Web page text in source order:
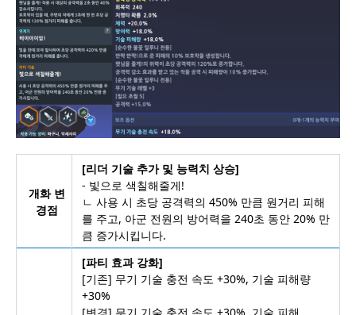
개화 변
경점
[리더 기술 추가 및 능력치 상승]
- 빛으로 색칠해줄게!
ㄴ 사용 시 초당 공격력의 450% 만큼 원거리 피해
를 주고, 아군 전원의 방어력을 240초 동안 20% 만
큼 증가시킵니다.
[파티 효과 강화]
[기존] 무기 기술 충전 속도 +30%, 기술 피해량
+30%